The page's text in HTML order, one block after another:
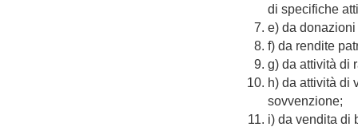
di specifiche
e) da
f) da rendite
g) da attività di
h) da attività di
sovvenzione;
i) da vendita di